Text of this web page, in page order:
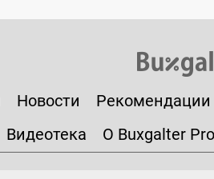
Новости Рекомендации
Видеотека О Buxgalter Pro